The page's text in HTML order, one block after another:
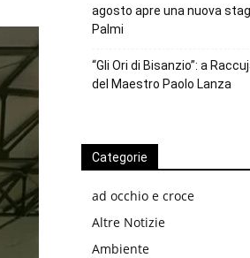
agosto apre una nuova
Palmi
“Gli Ori di Bisanzio”: a
del Maestro Paolo Lanza
Categorie
ad occhio e croce
Altre Notizie
Ambiente